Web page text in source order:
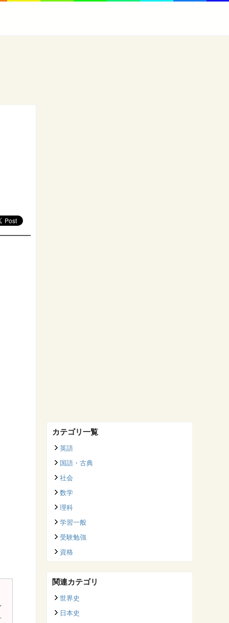
カテゴリ一覧
英語
国語・古典
社会
数学
理科
学習一般
受験勉強
資格
関連カテゴリ
世界史
日本史